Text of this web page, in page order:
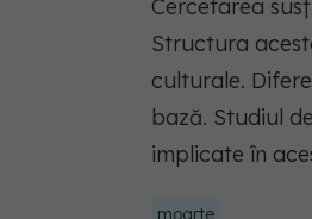
Cercetarea
Structura
culturale.
bază. Studiul
implicate în
moarte